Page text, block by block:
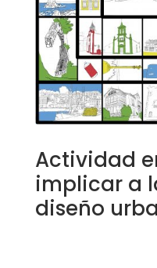
Actividad
implicar a
diseño